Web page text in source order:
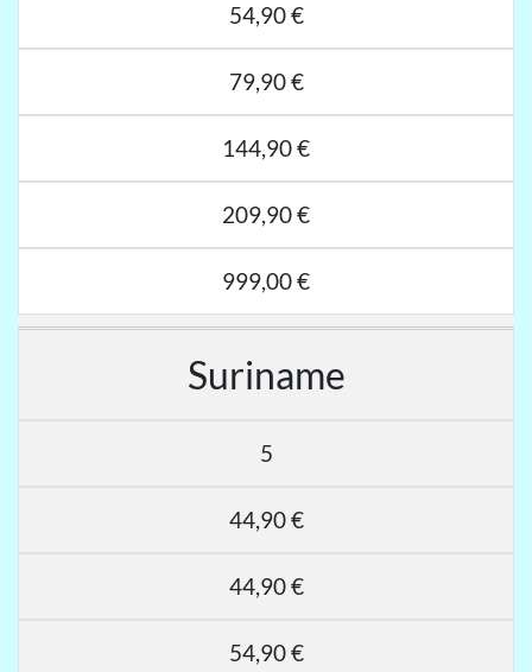
54,90 €
79,90 €
144,90 €
209,90 €
999,00 €
Suriname
5
44,90 €
44,90 €
54,90 €